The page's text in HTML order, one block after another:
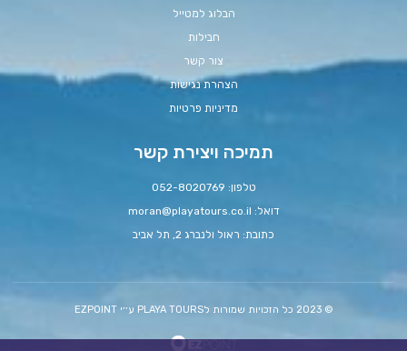
הבלוג למטייל
חבילות
צור קשר
הצהרת נגישות
מדיניות פרטיות
תמיכה ויצירת קשר
טלפון: 052-8020769
דואל: moran@playatours.co.il
כתובת: ראול ולנברג 2, תל אביב
© 2023 כל הזכויות שמורות לPLAYA TOURS ע׳׳י EZPOINT